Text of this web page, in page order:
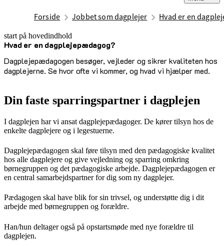
Forside Jobbet som dagplejer Hvad er en
start på hovedindhold
Hvad er en dagplejepædagog?
Dagplejepædagogen besøger, vejleder og sikrer kvaliteten hos
dagplejerne. Se hvor ofte vi kommer, og hvad vi hjælper med.
senest opdateret 29. september 2025
Din faste sparringspartner i dagplejen
I dagplejen har vi ansat dagplejepædagoger. De kører tilsyn hos de
enkelte dagplejere og i legestuerne.
Dagplejepædagogen skal føre tilsyn med den pædagogiske kvalitet
hos alle dagplejere og give vejledning og sparring omkring
børnegruppen og det pædagogiske arbejde. Dagplejepædagogen er
en central samarbejdspartner for dig som ny dagplejer.
Pædagogen skal have blik for sin trivsel, og understøtte dig i dit
arbejde med børnegruppen og forældre.
Han/hun deltager også på opstartsmøde med nye forældre til
dagplejen.